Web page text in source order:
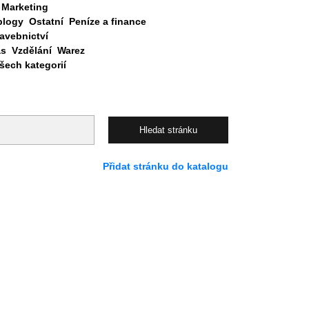
Marketing
Ostatní Peníze a finance
Vzdělání Warez
kategorií
Přidat stránku do katalogu